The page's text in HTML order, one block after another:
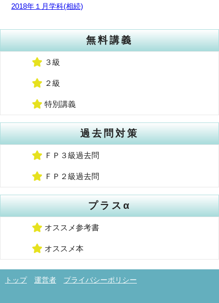
2018年１月学科(相続)
無料講義
３級
２級
特別講義
過去問対策
ＦＰ３級過去問
ＦＰ２級過去問
プラスα
オススメ参考書
オススメ本
トップ 運営者 プライバシーポリシー